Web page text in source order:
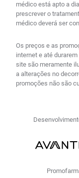
médico está apto a
prescrever o
médico deverá ser
Os preços e as
internet e até
site são meramente
a alterações no
promoções não são